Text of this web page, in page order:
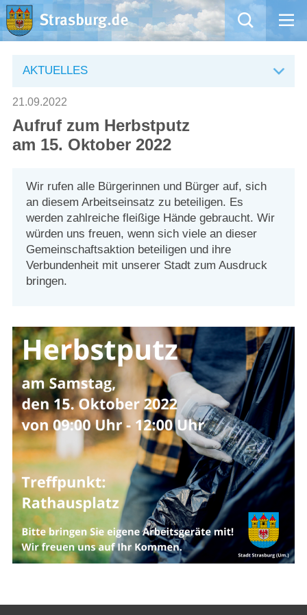
Aktuelles
Rathaus
Wirtschaft
Willkommen in Strasburg (Uckermark)
Welcome to Strasburg (Uckermark)
Ласкаво просимо до Штрасбурга (Уккермарк)
مرحبًا بكم في شتراسبورغ (أوكرمارك)
Bine ați venit în Strasburg (Uckermark)
Online-Bewerbungen
Sprache/Language
AKTUELLES
21.09.2022
Aufruf zum Herbstputz
am 15. Oktober 2022
Wir rufen alle Bürgerinnen und Bürger auf, sich
an diesem Arbeitseinsatz zu beteiligen. Es
werden zahlreiche fleißige Hände gebraucht. Wir
würden uns freuen, wenn sich viele an dieser
Gemeinschaftsaktion beteiligen und ihre
Verbundenheit mit unserer Stadt zum Ausdruck
bringen.